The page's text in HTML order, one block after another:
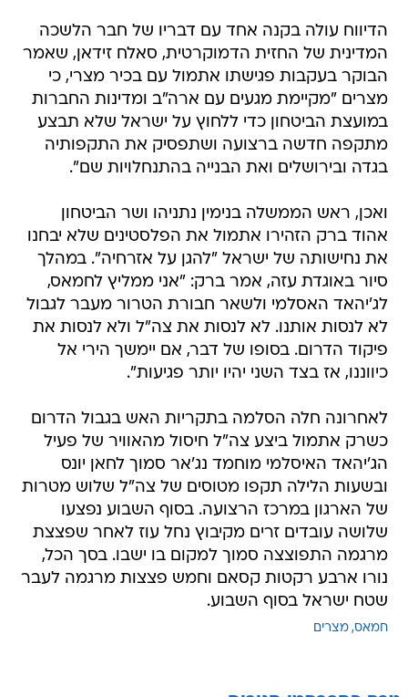
הבוקר בעקבות פגישתו אתמול עם בכיר מצרי, כי
מצרים "מקיימת מגעים עם ארה"ב ומדינות החברות
במועצת הביטחון כדי ללחוץ על ישראל שלא תבצע
מתקפה חדשה ברצועה ושתפסיק את התקפותיה
בגדה ובירושלים ואת הבנייה בהתנחלויות שם".
ואכן, ראש הממשלה בנימין נתניהו ושר הביטחון
את נחישותה של ישראל "להגן על אזרחיה". במהלך
סיור באוגדת עזה, אמר ברק: "אני ממליץ לחמאס,
לג'יהאד האסלמי ולשאר חבורת הטרור מעבר לגבול
לא לנסות אותנו. לא לנסות את צה"ל ולא לנסות את
פיקוד הדרום. בסופו של דבר, אם יימשך הירי אל
כיווננו, אז בצד השני יהיו יותר פגיעות".
לאחרונה חלה הסלמה בתקריות האש בגבול הדרום
הג'יהאד האיסלמי מוחמד נג'אר סמוך לחאן יונס
ובשעות הלילה תקפו מטוסים של צה"ל שלוש מטרות
של הארגון במרכז הרצועה. בסוף השבוע נפצעו
שלושה עובדים זרים מקיבוץ נחל עוז לאחר שפצצת
מרגמה התפוצצה סמוך למקום בו ישבו. בסך הכל,
נורו ארבע רקטות קסאם וחמש פצצות מרגמה לעבר
שטח ישראל בסוף השבוע.
חמאס מצרים